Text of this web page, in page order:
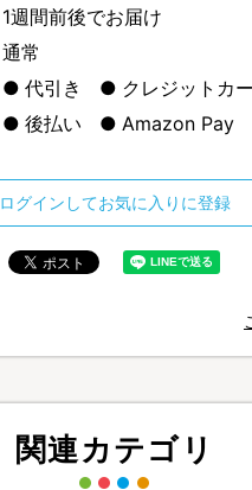
1週間前後でお届け
通常
代引き
クレジットカ
後払い
Amazon Pay
ログインしてお気に入りに登録
関連カテゴリ